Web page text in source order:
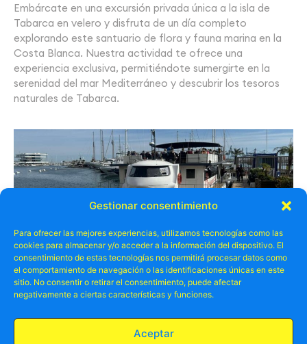
Gestionar consentimiento
Para ofrecer las mejores experiencias, utilizamos tecnologías como las
cookies para almacenar y/o acceder a la información del dispositivo. El
consentimiento de estas tecnologías nos permitirá procesar datos como
el comportamiento de navegación o las identificaciones únicas en este
sitio. No consentir o retirar el consentimiento, puede afectar
negativamente a ciertas características y funciones.
Aceptar
Embárcate en una excursión privada única a la isla de
Tabarca en velero y disfruta de un día completo
explorando este santuario de flora y fauna marina en la
Costa Blanca. Nuestra actividad te ofrece una
experiencia exclusiva, permitiéndote sumergirte en la
serenidad del mar Mediterráneo y descubrir los tesoros
naturales de Tabarca.